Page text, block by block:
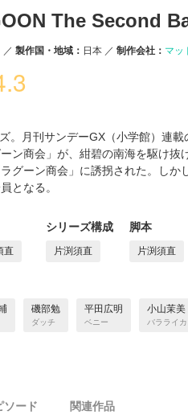
The Second
製作国・地域： 日本 制作会社： マッ
。月刊サンデーGX（小学館）連
ン商会」が、紺碧の南海を駆け
グーン商会」に誘拐された。しか
となる。
直
シリーズ構成
片渕須直
脚本
片渕須直
磯部勉
ダッチ
平田広明
ベニー
小山茉美
バラライカ
ソード 関連作品